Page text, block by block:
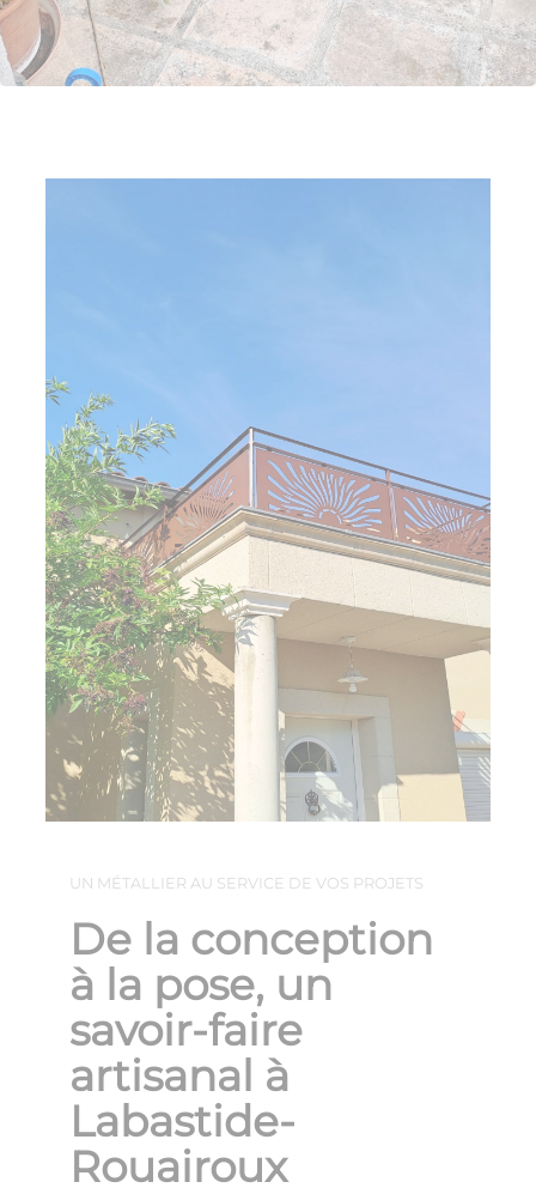
UN MÉTALLIER AU SERVICE DE VOS PROJETS
De la conception
à la pose, un
savoir-faire
artisanal à
Labastide-
Rouairoux